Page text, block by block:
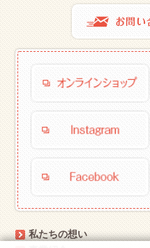
私たちの想い